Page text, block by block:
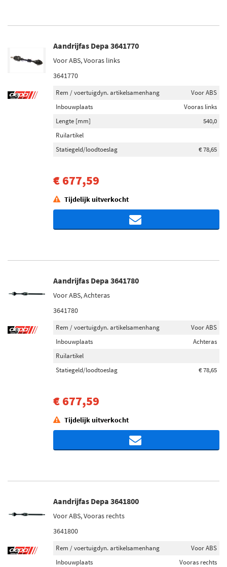
Aandrijfas Depa 3641770
Voor ABS, Vooras links
3641770
Rem / voertuigdyn. artikelsamenhang
Voor ABS
Inbouwplaats
Vooras links
Lengte [mm]
540,0
Ruilartikel
Statiegeld/loodtoeslag
€ 78,65
€ 677,59
Tijdelijk uitverkocht
Aandrijfas Depa 3641780
Voor ABS, Achteras
3641780
Rem / voertuigdyn. artikelsamenhang
Voor ABS
Inbouwplaats
Achteras
Ruilartikel
Statiegeld/loodtoeslag
€ 78,65
€ 677,59
Tijdelijk uitverkocht
Aandrijfas Depa 3641800
Voor ABS, Vooras rechts
3641800
Rem / voertuigdyn. artikelsamenhang
Voor ABS
Inbouwplaats
Vooras rechts